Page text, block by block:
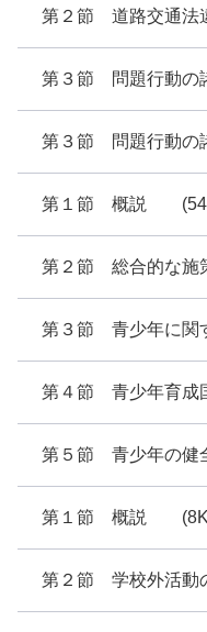
第２節 道路交通
第３節 問題行動の
第３節 問題行動の
第１節 概説
第２節 総合的な
第３節 青少年に関
第４節 青少年育
第５節 青少年の健
第１節 概説
第２節 学校外活